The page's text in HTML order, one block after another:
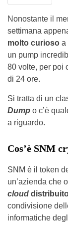
Nonostante il
settimana
molto curioso a
un pump
80 volte, per poi
di 24 ore.
Si tratta di un
Dump o c’è
a riguardo.
Cos’è SNM
SNM è il token
un’azienda che
cloud
condivisione
informatiche